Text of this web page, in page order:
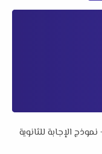
الرياضيات التطبيقية دور أول 2026 + نموذج الإجابة للثانوية